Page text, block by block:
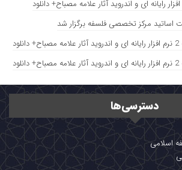
مرکز تخصصی فلسفه برگزار شد
دسترسی‌ها
اسلامی